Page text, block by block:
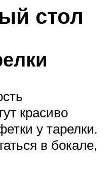
стол
красиво
у тарелки.
в бокале,